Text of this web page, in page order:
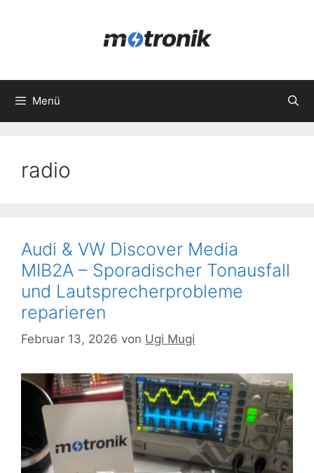
Menü
radio
Audi & VW Discover Media
MIB2A – Sporadischer Tonausfall
und Lautsprecherprobleme
reparieren
Februar 13, 2026 von Ugi Mugi